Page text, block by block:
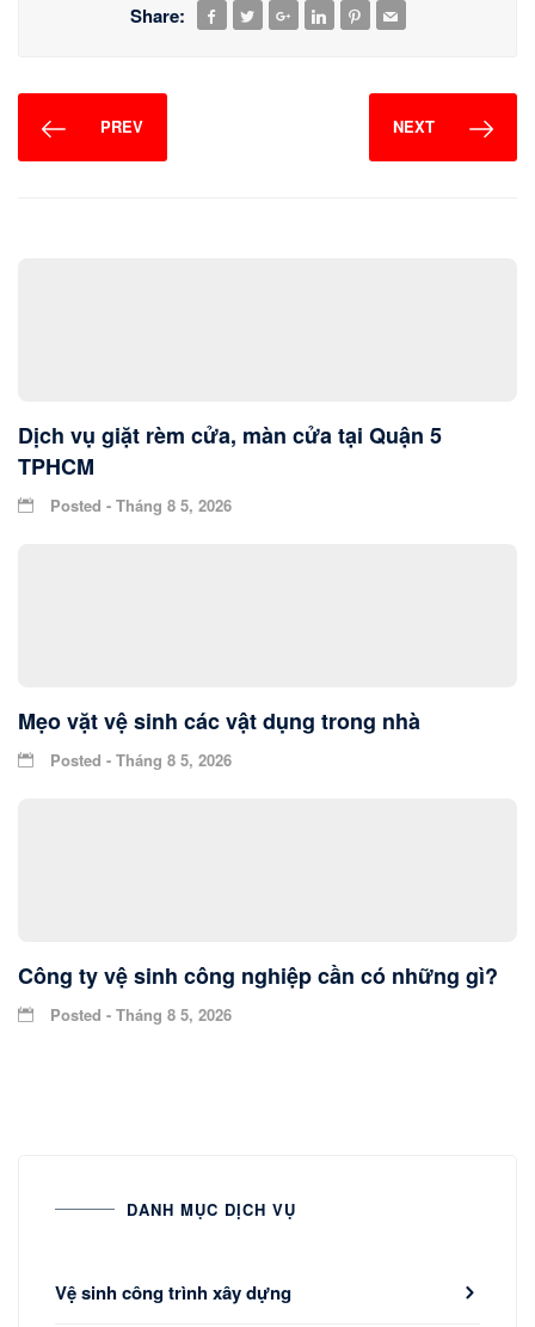
Share:
PREV NEXT
Dịch vụ giặt rèm cửa, màn cửa tại Quận 5
TPHCM
Posted - Tháng 8 5, 2026
Mẹo vặt vệ sinh các vật dụng trong nhà
Posted - Tháng 8 5, 2026
Công ty vệ sinh công nghiệp cần có những gì?
Posted - Tháng 8 5, 2026
DANH MỤC DỊCH VỤ
Vệ sinh công trình xây dựng